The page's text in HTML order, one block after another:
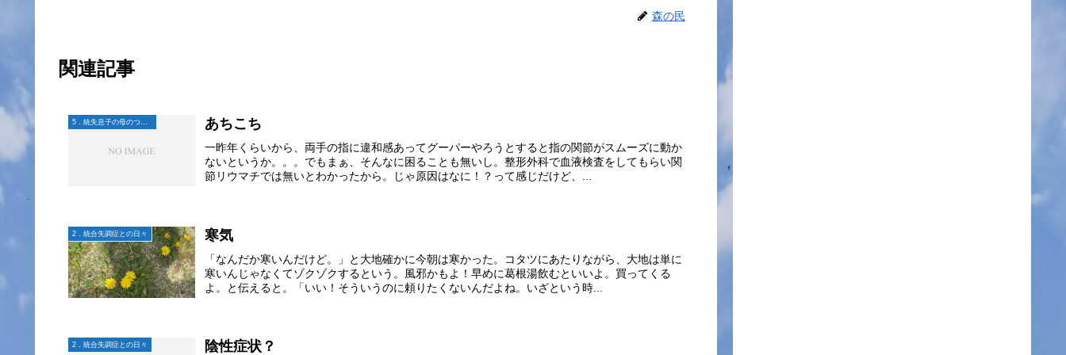
森の民
関連記事
5．統失息子の母のつぶやき あちこち
一昨年くらいから、両手の指に違和感あってグーパーやろうとすると指の関節がスムーズに動か
ないというか。。。でもまぁ、そんなに困ることも無いし。整形外科で血液検査をしてもらい関
節リウマチでは無いとわかったから。じゃ原因はなに！？って感じだけど、...
2．統合失調症との日々 寒気
「なんだか寒いんだけど。」と大地確かに今朝は寒かった。コタツにあたりながら、大地は単に
寒いんじゃなくてゾクゾクするという。風邪かもよ！早めに葛根湯飲むといいよ。買ってくる
よ。と伝えると。「いい！そういうのに頼りたくないんだよね。いざという時...
2．統合失調症との日々 陰性症状？